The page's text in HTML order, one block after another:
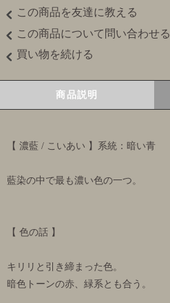
この商品を友達に教える
この商品について問い合わせる
買い物を続ける
商品説明
【 濃藍 / こいあい 】系統：暗い青
藍染の中で最も濃い色の一つ。
【 色の話 】
キリリと引き締まった色。
暗色トーンの赤、緑系とも合う。